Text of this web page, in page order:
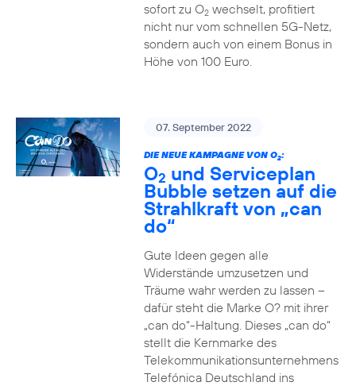
sofort zu O2wechselt, profitiert
nicht nur vom schnellen 5G-Netz,
sondern auch von einem Bonus in
Höhe von 100 Euro.
07. September 2022
DIE NEUE KAMPAGNE VON O2:
O2 und Serviceplan
Bubble setzen auf die
Strahlkraft von „can
do“
Gute Ideen gegen alle
Widerstände umzusetzen und
Träume wahr werden zu lassen –
dafür steht die Marke O? mit ihrer
„can do“-Haltung. Dieses „can do“
stellt die Kernmarke des
Telekommunikationsunternehmens
Telefónica Deutschland ins